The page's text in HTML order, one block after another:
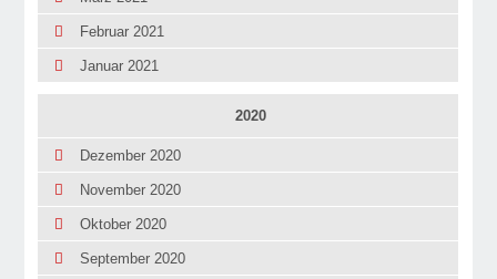
Februar 2021
Januar 2021
2020
Dezember 2020
November 2020
Oktober 2020
September 2020